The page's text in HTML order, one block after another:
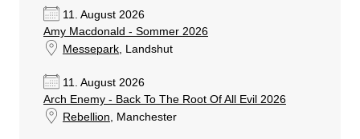
11. August 2026
Amy Macdonald - Sommer 2026
Messepark, Landshut
11. August 2026
Arch Enemy - Back To The Root Of All Evil 2026
Rebellion, Manchester